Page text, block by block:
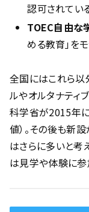
認可されてい
TOEC自由な
める教育」を
全国にはこれら以
ルやオルタナティ
科学省が2015年
値）。その後も新
はさらに多いと考
は見学や体験に参